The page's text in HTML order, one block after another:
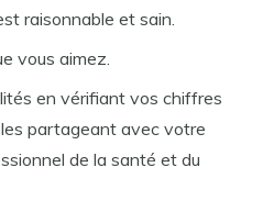
raisonnable et sain.
vous aimez.
en vérifiant vos chiffres
partageant avec votre
de la santé et du